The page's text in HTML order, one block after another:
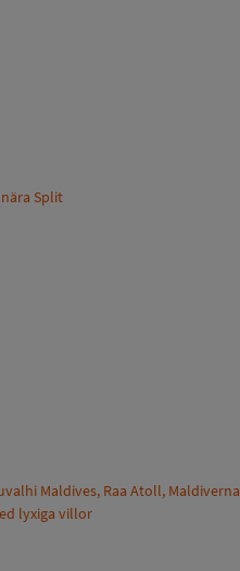
Split
Maldives, Raa Atoll, Maldiverna
lyxiga villor